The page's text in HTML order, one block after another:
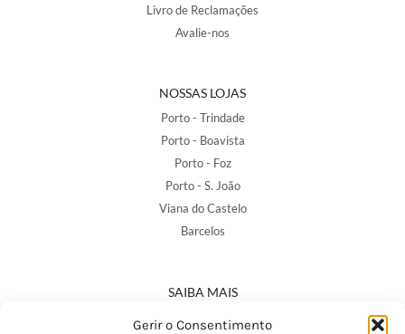
Gerir o Consentimento
Livro de Reclamações
Avalie-nos
NOSSAS LOJAS
Porto - Trindade
Porto - Boavista
Porto - Foz
Porto - S. João
Viana do Castelo
Barcelos
SAIBA MAIS
Política de Privacidade